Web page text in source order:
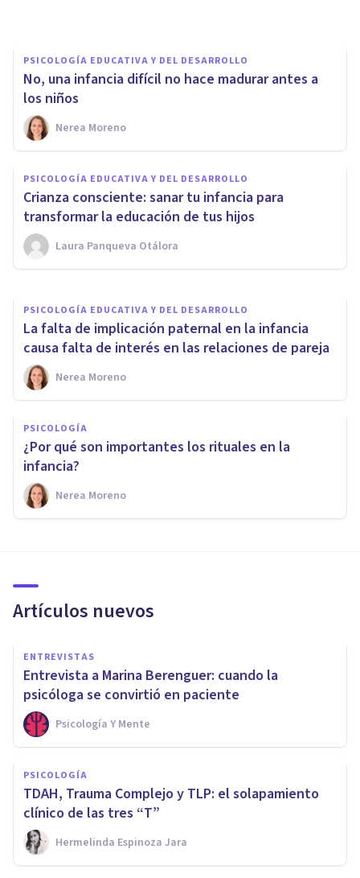
PSICOLOGÍA EDUCATIVA Y DEL DESARROLLO
No, una infancia difícil no hace madurar antes a
los niños
Nerea Moreno
PSICOLOGÍA EDUCATIVA Y DEL DESARROLLO
Crianza consciente: sanar tu infancia para
transformar la educación de tus hijos
Laura Panqueva Otálora
Los 5 lenguajes del amor en la
infancia
Nerea Moreno
PSICOLOGÍA EDUCATIVA Y DEL DESARROLLO
La falta de implicación paternal en la infancia
causa falta de interés en las relaciones de pareja
Nerea Moreno
PSICOLOGÍA
¿Por qué son importantes los rituales en la
infancia?
Nerea Moreno
Artículos nuevos
ENTREVISTAS
Entrevista a Marina Berenguer: cuando la
psicóloga se convirtió en paciente
Psicología Y Mente
PSICOLOGÍA
TDAH, Trauma Complejo y TLP: el solapamiento
clínico de las tres “T”
Hermelinda Espinoza Jara